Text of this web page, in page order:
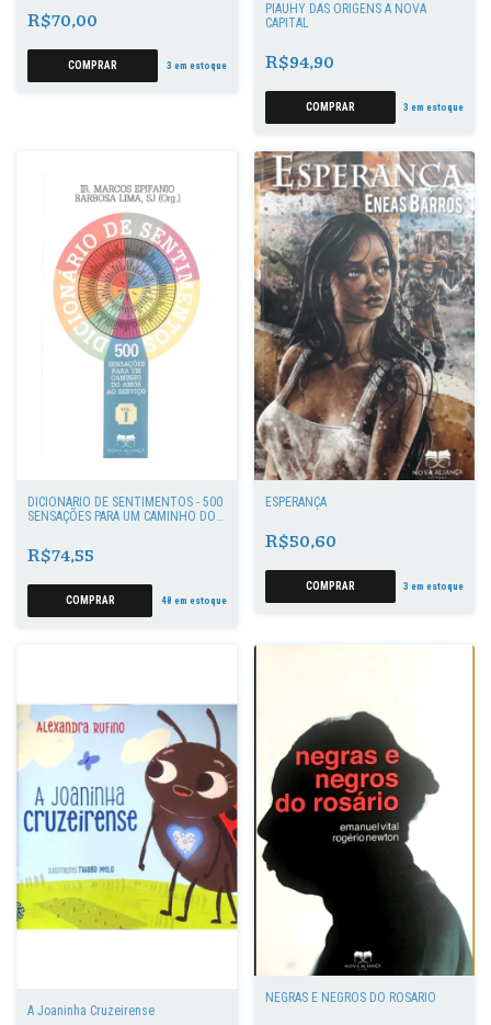
R$70,00
3 em estoque
PIAUHY DAS ORIGENS À NOVA
CAPITAL
R$94,90
3 em estoque
DICIONÁRIO DE SENTIMENTOS - 500
SENSAÇÕES PARA UM CAMINHO DO
R$74,55
48 em estoque
ESPERANÇA
R$50,60
3 em estoque
A Joaninha Cruzeirense
NEGRAS E NEGROS DO ROSÁRIO